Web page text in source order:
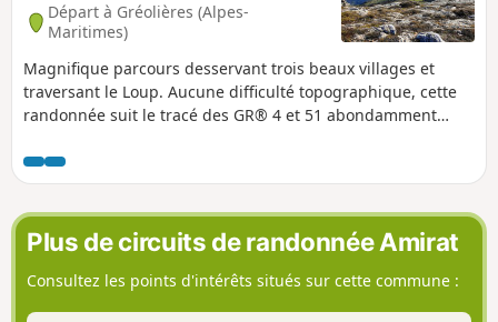
Départ à Gréolières (Alpes-
Maritimes)
Magnifique parcours desservant trois beaux villages et
traversant le Loup. Aucune difficulté topographique, cette
randonnée suit le tracé des GR® 4 et 51 abondamment
Plus de circuits de randonnée Amirat
Consultez les points d'intérêts situés sur cette commune :